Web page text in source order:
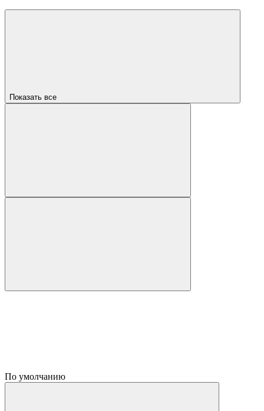
Показать все
По умолчанию